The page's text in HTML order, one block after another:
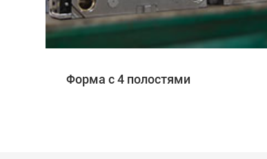
Форма с 4 полостями